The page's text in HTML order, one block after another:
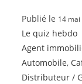
Publié le 14
Le quiz hebdo
Agent
Automobile,
Distributeur /